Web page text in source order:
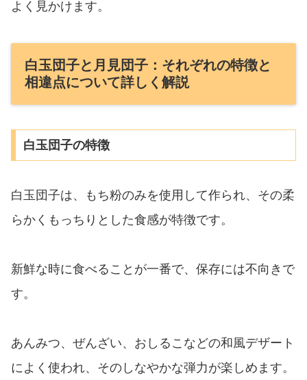
よく見かけます。
白玉団子と月見団子：それぞれの特徴と
相違点について詳しく解説
白玉団子の特徴
白玉団子は、もち粉のみを使用して作られ、その柔
らかくもっちりとした食感が特徴です。
新鮮な時に食べることが一番で、保存には不向きで
す。
あんみつ、ぜんざい、おしるこなどの和風デザート
によく使われ、そのしなやかな弾力が楽しめます。